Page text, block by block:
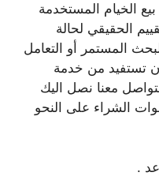
الخيام المستخدمة
الحقيقي لحالة
المستمر أو التعامل
تستفيد من خدمة
معنا نصل اليك
الشراء على النحو
.